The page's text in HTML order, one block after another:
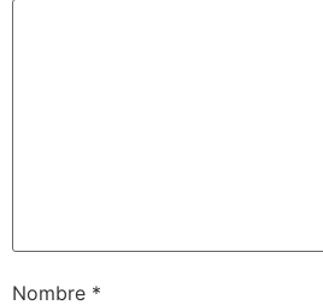
Nombre *